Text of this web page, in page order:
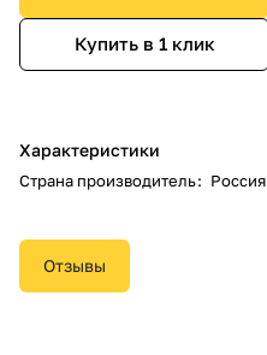
Купить в 1 клик
Характеристики
Страна производитель: Россия
Отзывы